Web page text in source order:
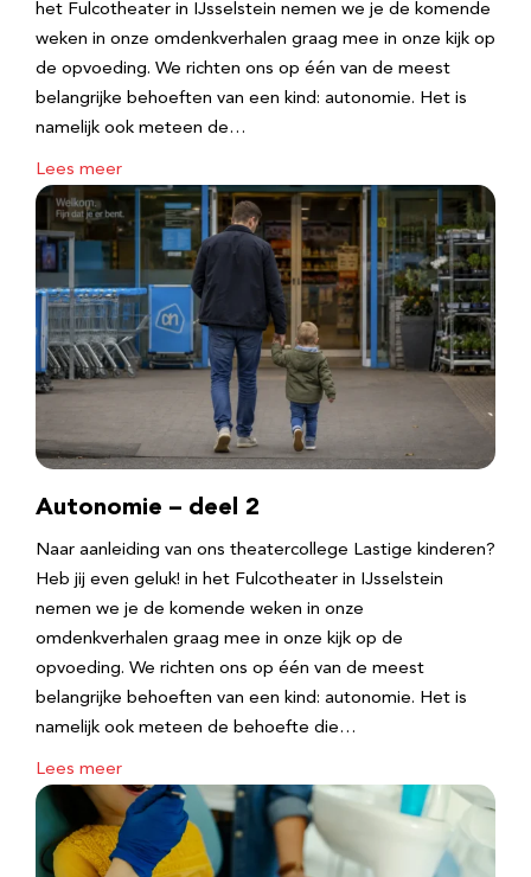
het Fulcotheater in IJsselstein nemen we je de komende
weken in onze omdenkverhalen graag mee in onze kijk op
de opvoeding. We richten ons op één van de meest
belangrijke behoeften van een kind: autonomie. Het is
namelijk ook meteen de…
Lees meer
Autonomie – deel 2
Naar aanleiding van ons theatercollege Lastige kinderen?
Heb jij even geluk! in het Fulcotheater in IJsselstein
nemen we je de komende weken in onze
omdenkverhalen graag mee in onze kijk op de
opvoeding. We richten ons op één van de meest
belangrijke behoeften van een kind: autonomie. Het is
namelijk ook meteen de behoefte die…
Lees meer